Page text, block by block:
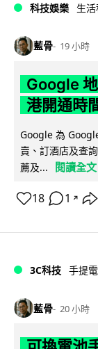
科技娛樂 生
藍骨 19 小時
Google
港開通時
Google 為
賣、訂酒店及查
薦及...
閱讀全文
18 1 ↗
3C科技 手提
藍骨 20 小時